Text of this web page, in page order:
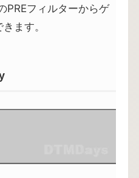
PREフィルターからゲ
ます。